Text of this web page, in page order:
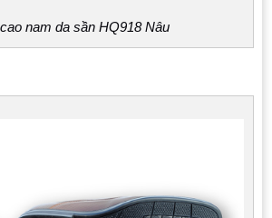
nam da sần HQ918 Nâu